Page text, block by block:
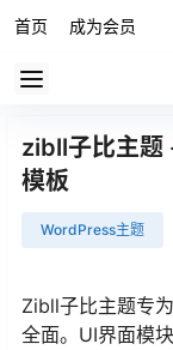
首页 成为会员
zibll子比主
模板
WordPress主题
Zibll子比主题专
全面。UI界面模